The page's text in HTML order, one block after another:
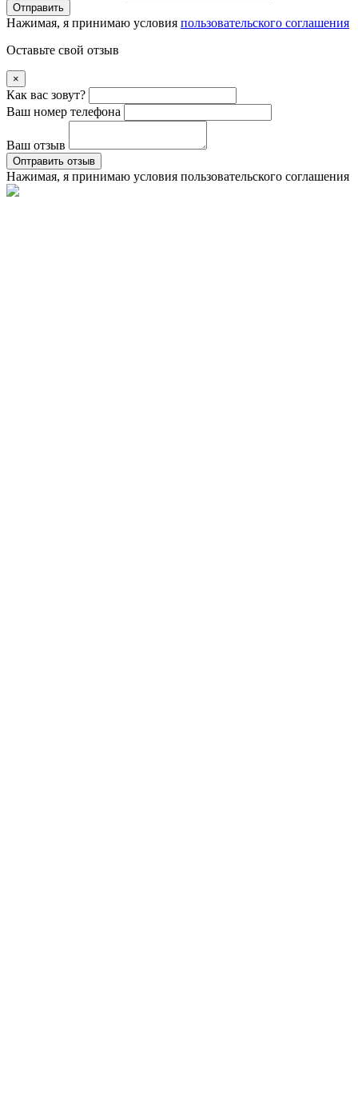
Отправить
Нажимая, я принимаю условия пользовательского соглашения
Оставьте свой отзыв
×
Как вас зовут?
Ваш номер телефона
Ваш отзыв
Оптравить отзыв
Нажимая, я принимаю условия пользовательского соглашения